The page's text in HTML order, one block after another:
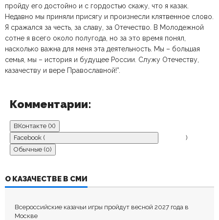
пройду его достойно и с гордостью скажу, что я казак.
Недавно мы приняли присягу и произнесли клятвенное слово.
Я сражался за честь, за славу, за Отечество. В Молодежной
сотне я всего около полугода, но за это время понял,
насколько важна для меня эта деятельность. Мы – большая
семья, мы – история и будущее России. Служу Отечеству,
казачеству и вере Православной!”.
Комментарии:
ВКонтакте (X)
Facebook (
)
Обычные (0)
Пока нет комментариев.
Оставьте первый комментарий.
О КАЗАЧЕСТВЕ В СМИ
Всероссийские казачьи игры пройдут весной 2027 года в
Москве